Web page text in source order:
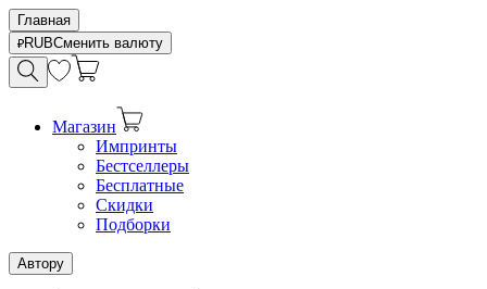
Главная
RUBСменить валюту
Магазин
Импринты
Бестселлеры
Бесплатные
Скидки
Подборки
Автору